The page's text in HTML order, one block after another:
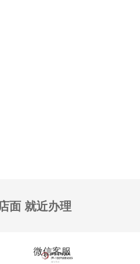
面 就近办理
微信客服